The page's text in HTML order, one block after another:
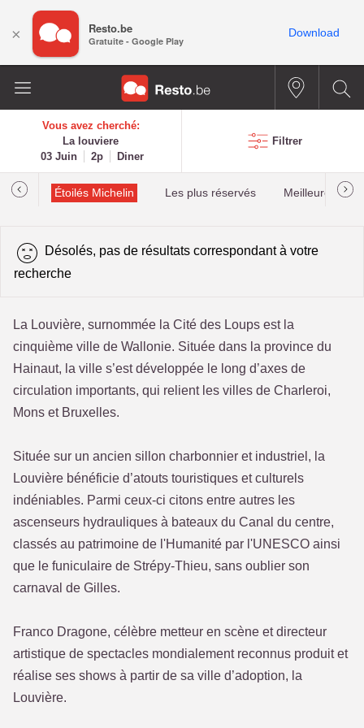
Vous avez cherché:
La louviere
03 Juin
2p Diner
Filtrer
Étoilés Michelin Les plus réservés Meilleures
Désolés, pas de résultats correspondant à votre
recherche
La Louvière, surnommée la Cité des Loups est la
cinquième ville de Wallonie. Située dans la province du
Hainaut, la ville s’est développée le long d’axes de
circulation importants, qui relient les villes de Charleroi,
Mons et Bruxelles.
Située sur un ancien sillon charbonnier et industriel, la
Louvière bénéficie d’atouts touristiques et culturels
indéniables. Parmi ceux-ci citons entre autres les
ascenseurs hydrauliques à bateaux du Canal du centre,
classés au patrimoine de l'Humanité par l'UNESCO ainsi
que le funiculaire de Strépy-Thieu, sans oublier son
carnaval de Gilles.
Franco Dragone, célèbre metteur en scène et directeur
artistique de spectacles mondialement reconnus produit et
réalise ses shows à partir de sa ville d’adoption, la
Louvière.
× Resto.be
Gratuite - Google Play
Download